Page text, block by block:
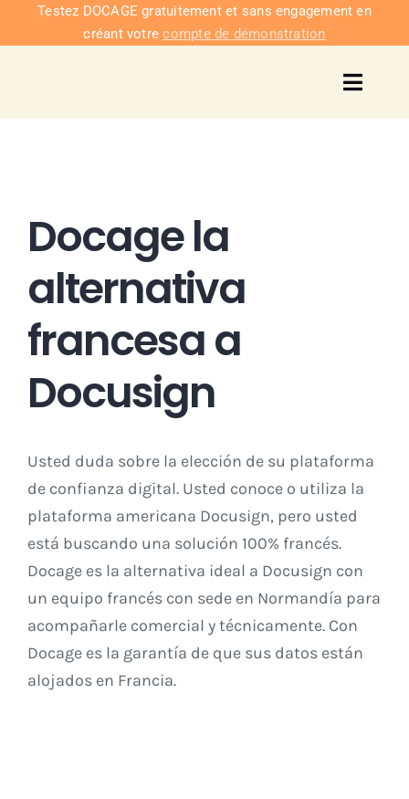
PasserTestez DOCAGE gratuitement et sans engagement en
créant votrecompte de démonstration
Docage la
alternativa
francesa a
Docusign
Usted duda sobre la elección de su plataforma
de confianza digital. Usted conoce o utiliza la
plataforma americana Docusign, pero usted
está buscando una solución 100% francés.
Docage es la alternativa ideal a Docusign con
un equipo francés con sede en Normandía para
acompañarle comercial y técnicamente. Con
Docage es la garantía de que sus datos están
alojados en Francia.